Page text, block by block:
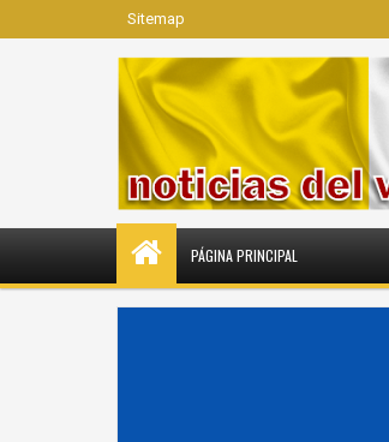
Sitemap
PÁGINA PRINCIPAL